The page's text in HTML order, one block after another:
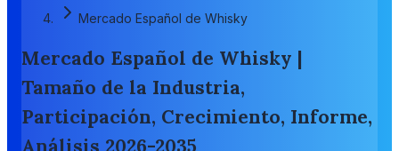
Mercado Español de Whisky
Mercado Español de Whisky |
Tamaño de la Industria,
Participación, Crecimiento, Informe,